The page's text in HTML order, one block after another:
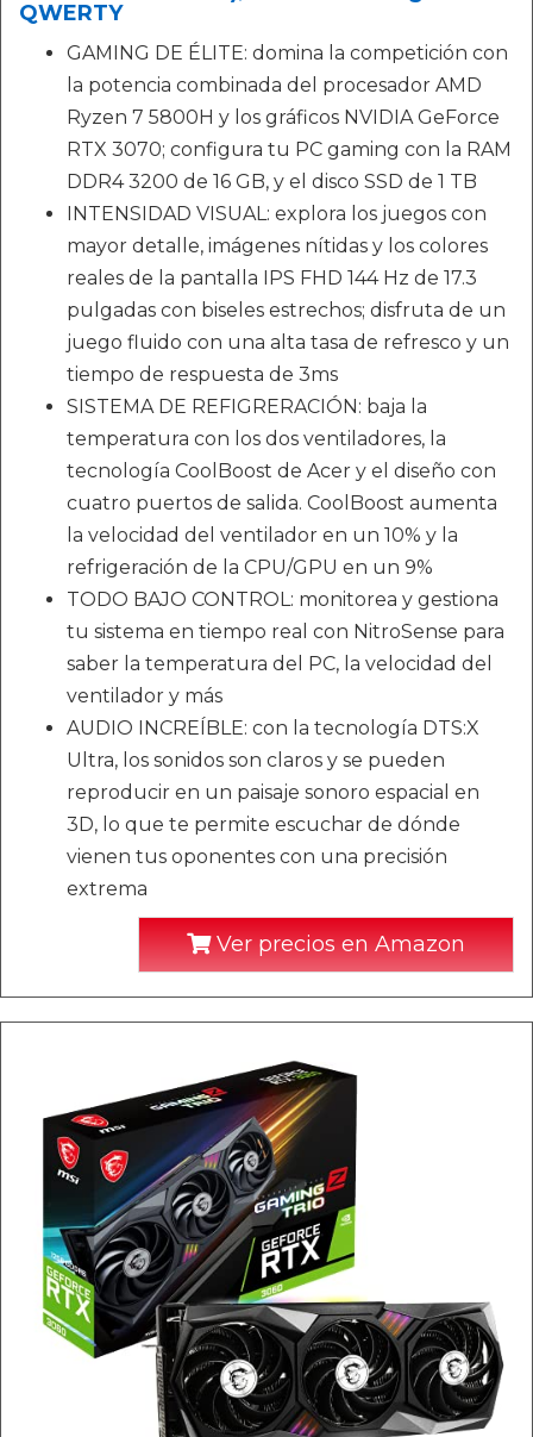
QWERTY
GAMING DE ÉLITE: domina la competición con
la potencia combinada del procesador AMD
Ryzen 7 5800H y los gráficos NVIDIA GeForce
RTX 3070; configura tu PC gaming con la RAM
DDR4 3200 de 16 GB, y el disco SSD de 1 TB
INTENSIDAD VISUAL: explora los juegos con
mayor detalle, imágenes nítidas y los colores
reales de la pantalla IPS FHD 144 Hz de 17.3
pulgadas con biseles estrechos; disfruta de un
juego fluido con una alta tasa de refresco y un
tiempo de respuesta de 3ms
SISTEMA DE REFIGRERACIÓN: baja la
temperatura con los dos ventiladores, la
tecnología CoolBoost de Acer y el diseño con
cuatro puertos de salida. CoolBoost aumenta
la velocidad del ventilador en un 10% y la
refrigeración de la CPU/GPU en un 9%
TODO BAJO CONTROL: monitorea y gestiona
tu sistema en tiempo real con NitroSense para
saber la temperatura del PC, la velocidad del
ventilador y más
AUDIO INCREÍBLE: con la tecnología DTS:X
Ultra, los sonidos son claros y se pueden
reproducir en un paisaje sonoro espacial en
3D, lo que te permite escuchar de dónde
vienen tus oponentes con una precisión
extrema
Ver precios en Amazon